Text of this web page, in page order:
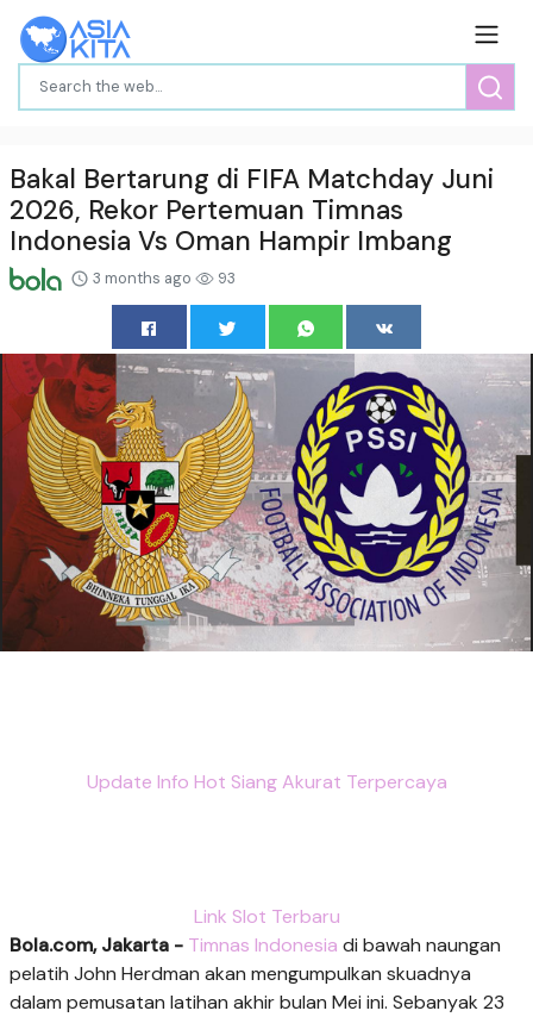
Bakal Bertarung di FIFA Matchday Juni
2026, Rekor Pertemuan Timnas
Indonesia Vs Oman Hampir Imbang
3 months ago 93
Update Info Hot Siang Akurat Terpercaya
Link Slot Terbaru
Bola.com, Jakarta - Timnas Indonesia di bawah naungan
pelatih John Herdman akan mengumpulkan skuadnya
dalam pemusatan latihan akhir bulan Mei ini. Sebanyak 23